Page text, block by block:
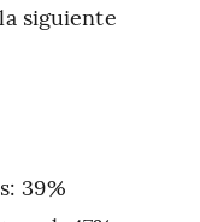
siguiente
39%